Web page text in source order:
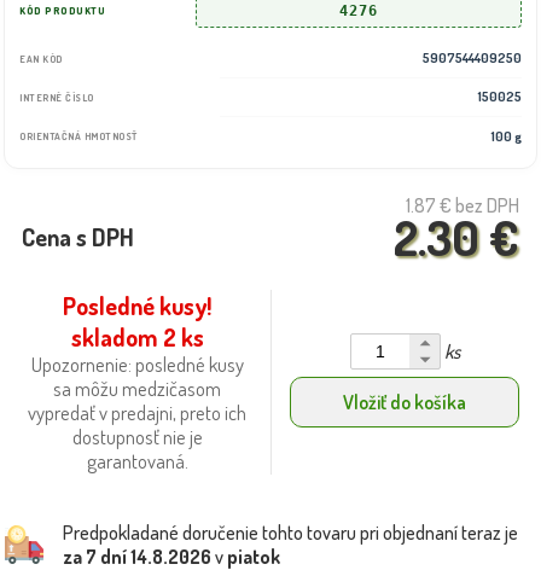
KÓD PRODUKTU 4276
EAN KÓD 5907544409250
INTERNÉ ČÍSLO 150025
ORIENTAČNÁ HMOTNOSŤ 100 g
1.87 € bez DPH
2.30 €
Cena s DPH
Posledné kusy!
skladom 2 ks
Upozornenie: posledné kusy
sa môžu medzičasom
vypredať v predajni, preto ich
dostupnosť nie je
garantovaná.
ks
Vložiť do košíka
Predpokladané doručenie tohto tovaru pri objednaní teraz je
za 7 dní14.8.2026 v piatok